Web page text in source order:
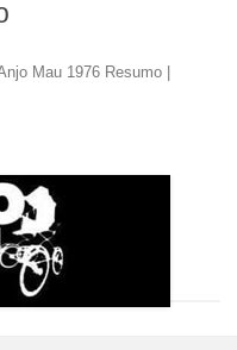
Mau 1976 Resumo |